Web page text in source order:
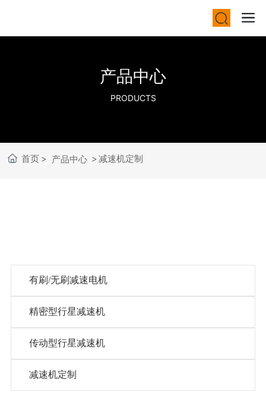
产品中心
PRODUCTS
首页 产品中心 减速机定制
有刷/无刷减速电机
精密型行星减速机
传动型行星减速机
减速机定制